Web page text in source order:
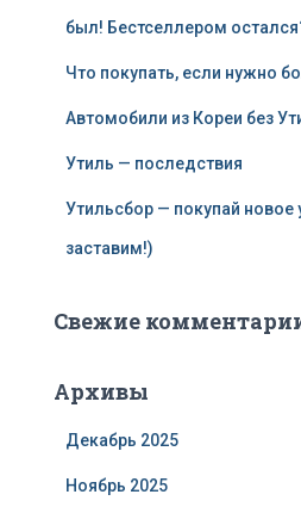
был! Бестселлером
Что покупать, если нужно
Автомобили из Кореи без
Утиль — последствия
Утильсбор — покупай новое
заставим!)
Свежие
Архивы
Декабрь 2025
Ноябрь 2025